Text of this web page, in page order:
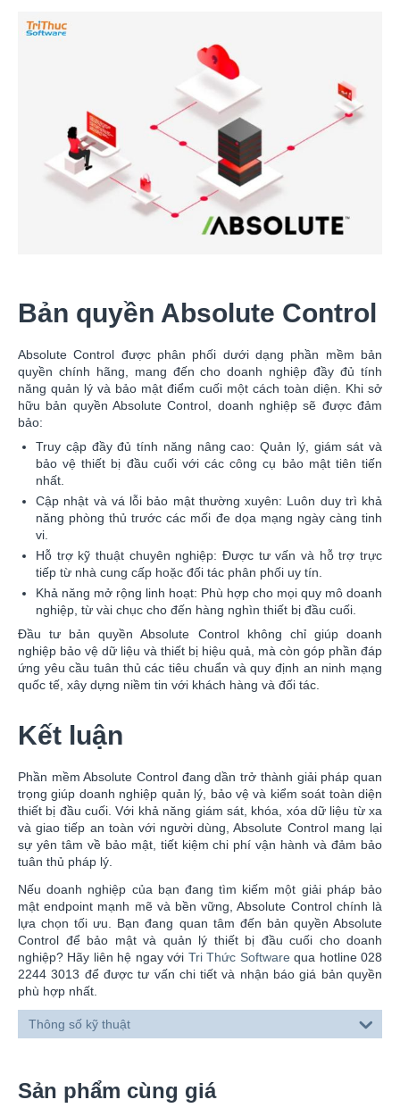
Bản quyền Absolute Control
Absolute Control được phân phối dưới dạng phần mềm bản
quyền chính hãng, mang đến cho doanh nghiệp đầy đủ tính
năng quản lý và bảo mật điểm cuối một cách toàn diện. Khi sở
hữu bản quyền Absolute Control, doanh nghiệp sẽ được đảm
bảo:
Truy cập đầy đủ tính năng nâng cao: Quản lý, giám sát và
bảo vệ thiết bị đầu cuối với các công cụ bảo mật tiên tiến
nhất.
Cập nhật và vá lỗi bảo mật thường xuyên: Luôn duy trì khả
năng phòng thủ trước các mối đe dọa mạng ngày càng tinh
vi.
Hỗ trợ kỹ thuật chuyên nghiệp: Được tư vấn và hỗ trợ trực
tiếp từ nhà cung cấp hoặc đối tác phân phối uy tín.
Khả năng mở rộng linh hoạt: Phù hợp cho mọi quy mô doanh
nghiệp, từ vài chục cho đến hàng nghìn thiết bị đầu cuối.
Đầu tư bản quyền Absolute Control không chỉ giúp doanh
nghiệp bảo vệ dữ liệu và thiết bị hiệu quả, mà còn góp phần đáp
ứng yêu cầu tuân thủ các tiêu chuẩn và quy định an ninh mạng
quốc tế, xây dựng niềm tin với khách hàng và đối tác.
Kết luận
Phần mềm Absolute Control đang dần trở thành giải pháp quan
trọng giúp doanh nghiệp quản lý, bảo vệ và kiểm soát toàn diện
thiết bị đầu cuối. Với khả năng giám sát, khóa, xóa dữ liệu từ xa
và giao tiếp an toàn với người dùng, Absolute Control mang lại
sự yên tâm về bảo mật, tiết kiệm chi phí vận hành và đảm bảo
tuân thủ pháp lý.
Nếu doanh nghiệp của bạn đang tìm kiếm một giải pháp bảo
mật endpoint mạnh mẽ và bền vững, Absolute Control chính là
lựa chọn tối ưu. Bạn đang quan tâm đến bản quyền Absolute
Control để bảo mật và quản lý thiết bị đầu cuối cho doanh
nghiệp? Hãy liên hệ ngay với Tri Thức Software qua hotline 028
2244 3013 để được tư vấn chi tiết và nhận báo giá bản quyền
phù hợp nhất.
Thông số kỹ thuật
Sản phẩm cùng giá